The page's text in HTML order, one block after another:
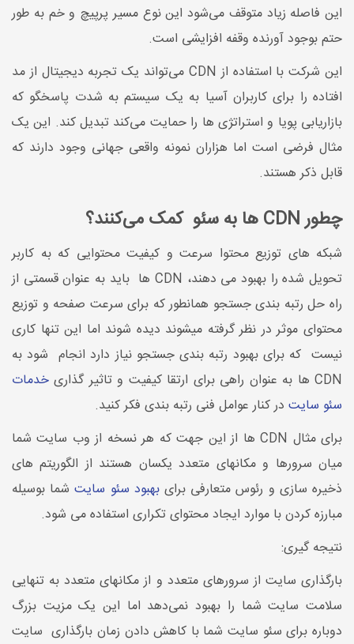
این فاصله زیاد متوقف می‌شود این نوع مسیر پرپیچ و خم به طور
حتم بوجود آورنده وقفه افزایشی است.
این شرکت با استفاده از CDN می‌تواند یک تجربه دیجیتال از مد
افتاده را برای کاربران آسیا به یک سیستم به شدت پاسخگو که
بازاریابی پویا و استراتژی ها را حمایت می‌کند تبدیل کند. این یک
مثال فرضی است اما هزاران نمونه واقعی جهانی وجود دارند که
قابل ذکر هستند.
چطور CDN ها به سئو کمک می‌کنند؟
شبکه های توزیع محتوا سرعت و کیفیت محتوایی که به کاربر
تحویل شده را بهبود می دهند، CDN ها باید به عنوان قسمتی از
راه حل رتبه بندی جستجو همانطور که برای سرعت صفحه و توزیع
محتوای موثر در نظر گرفته میشوند دیده شوند اما این تنها کاری
نیست که برای بهبود رتبه بندی جستجو نیاز دارد انجام شود به
CDN ها به عنوان راهی برای ارتقا کیفیت و تاثیر گذاری
خدمات
سئو سایت در کنار عوامل فنی رتبه بندی فکر کنید.
برای مثال CDN ها از این جهت که هر نسخه از وب سایت شما
میان سرورها و مکانهای متعدد یکسان هستند از الگوریتم های
ذخیره سازی و رئوس متعارفی برایبهبود سئو سایتشما بوسیله
مبارزه کردن با موارد ایجاد محتوای تکراری استفاده می شود.
نتیجه گیری:
بارگذاری سایت از سرورهای متعدد و از مکانهای متعدد به تنهایی
سلامت سایت شما را بهبود نمی‌دهد اما این یک مزیت بزرگ
دوباره برای سئو سایت شما با کاهش دادن زمان بارگذاری سایت